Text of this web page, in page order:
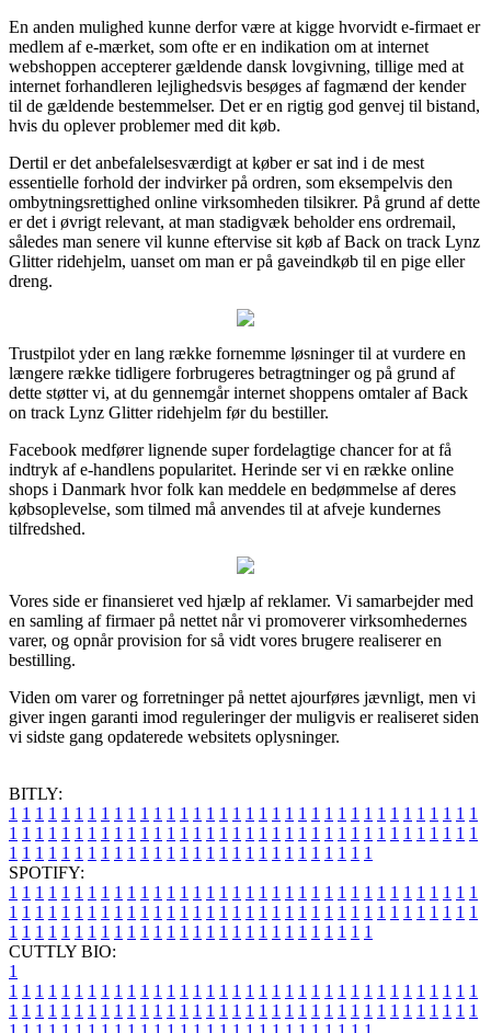
En anden mulighed kunne derfor være at kigge hvorvidt e-firmaet er
medlem af e-mærket, som ofte er en indikation om at internet
webshoppen accepterer gældende dansk lovgivning, tillige med at
internet forhandleren lejlighedsvis besøges af fagmænd der kender
til de gældende bestemmelser. Det er en rigtig god genvej til bistand,
hvis du oplever problemer med dit køb.
Dertil er det anbefalelsesværdigt at køber er sat ind i de mest
essentielle forhold der indvirker på ordren, som eksempelvis den
ombytningsrettighed online virksomheden tilsikrer. På grund af dette
er det i øvrigt relevant, at man stadigvæk beholder ens ordremail,
således man senere vil kunne eftervise sit køb af Back on track Lynz
Glitter ridehjelm, uanset om man er på gaveindkøb til en pige eller
dreng.
Trustpilot yder en lang række fornemme løsninger til at vurdere en
længere række tidligere forbrugeres betragtninger og på grund af
dette støtter vi, at du gennemgår internet shoppens omtaler af Back
on track Lynz Glitter ridehjelm før du bestiller.
Facebook medfører lignende super fordelagtige chancer for at få
indtryk af e-handlens popularitet. Herinde ser vi en række online
shops i Danmark hvor folk kan meddele en bedømmelse af deres
købsoplevelse, som tilmed må anvendes til at afveje kundernes
tilfredshed.
Vores side er finansieret ved hjælp af reklamer. Vi samarbejder med
en samling af firmaer på nettet når vi promoverer virksomhedernes
varer, og opnår provision for så vidt vores brugere realiserer en
bestilling.
Viden om varer og forretninger på nettet ajourføres jævnligt, men vi
giver ingen garanti imod reguleringer der muligvis er realiseret siden
vi sidste gang opdaterede websitets oplysninger.
BITLY:
1 1 1 1 1 1 1 1 1 1 1 1 1 1 1 1 1 1 1 1 1 1 1 1 1 1 1 1 1 1 1 1 1 1 1 1
1 1 1 1 1 1 1 1 1 1 1 1 1 1 1 1 1 1 1 1 1 1 1 1 1 1 1 1 1 1 1 1 1 1 1 1
1 1 1 1 1 1 1 1 1 1 1 1 1 1 1 1 1 1 1 1 1 1 1 1 1 1 1 1
SPOTIFY:
1 1 1 1 1 1 1 1 1 1 1 1 1 1 1 1 1 1 1 1 1 1 1 1 1 1 1 1 1 1 1 1 1 1 1 1
1 1 1 1 1 1 1 1 1 1 1 1 1 1 1 1 1 1 1 1 1 1 1 1 1 1 1 1 1 1 1 1 1 1 1 1
1 1 1 1 1 1 1 1 1 1 1 1 1 1 1 1 1 1 1 1 1 1 1 1 1 1 1 1
CUTTLY BIO:
1
1 1 1 1 1 1 1 1 1 1 1 1 1 1 1 1 1 1 1 1 1 1 1 1 1 1 1 1 1 1 1 1 1 1 1 1
1 1 1 1 1 1 1 1 1 1 1 1 1 1 1 1 1 1 1 1 1 1 1 1 1 1 1 1 1 1 1 1 1 1 1 1